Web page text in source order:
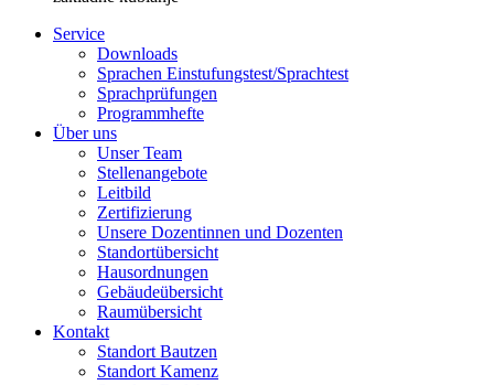
Service
Downloads
Sprachen Einstufungstest/Sprachtest
Sprachprüfungen
Programmhefte
Über uns
Unser Team
Stellenangebote
Leitbild
Zertifizierung
Unsere Dozentinnen und Dozenten
Standortübersicht
Hausordnungen
Gebäudeübersicht
Raumübersicht
Kontakt
Standort Bautzen
Standort Kamenz